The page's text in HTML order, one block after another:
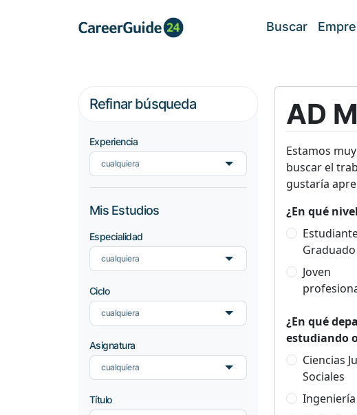
Buscar
Refinar búsqueda
Experiencia
cualquiera
Mis Estudios
Especialidad
cualquiera
Ciclo
cualquiera
Asignatura
cualquiera
Título
AD
Estamos
buscar el
gustaría
¿En qué
Graduado
Joven
¿En qué
estudiando
Ciencias
Sociales
Ingeniería